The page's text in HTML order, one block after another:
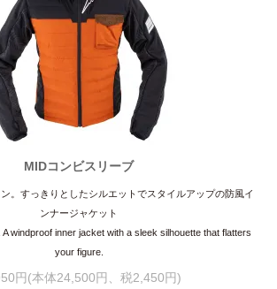
MIDコンビスリーブ
。すっきりとしたシルエットでスタイルアップの防風イ
ンナージャケット
windproof inner jacket with a sleek silhouette that flatters
your figure.
円(本体24,500円、税2,450円)